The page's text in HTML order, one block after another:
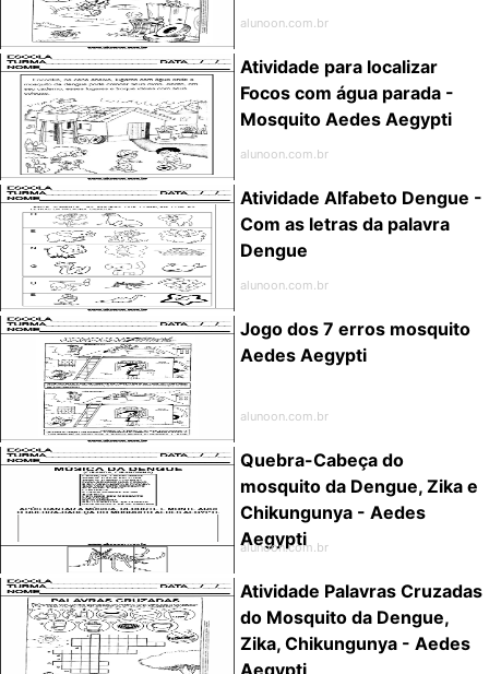
alunoon.com.br
Atividade para localizar
Focos com água parada -
Mosquito Aedes Aegypti
alunoon.com.br
Atividade Alfabeto Dengue -
Com as letras da palavra
Dengue
alunoon.com.br
Jogo dos 7 erros mosquito
Aedes Aegypti
alunoon.com.br
Quebra-Cabeça do
mosquito da Dengue, Zika e
Chikungunya - Aedes
Aegypti
alunoon.com.br
Atividade Palavras Cruzadas
do Mosquito da Dengue,
Zika, Chikungunya - Aedes
Aegypti